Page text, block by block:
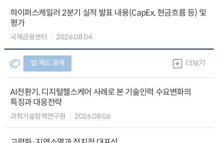
하이퍼스케일러 2분기 실적 발표 내용(CapEx, 현금흐름 등) 및
평가
국제금융센터 2026.08.04
법∙제도 경제 더보기
AI전환기, 디지털헬스케어 사례로 본 기술인력 수요변화의
특징과 대응전략
과학기술정책연구원 2026.08.06